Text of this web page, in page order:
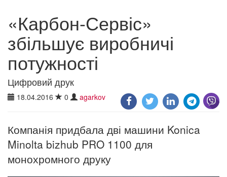
«Карбон-Сервіс»
збільшує виробничі
потужності
Цифровий друк
18.04.2016 0 agarkov
Компанія придбала дві машини Konica
Minolta bizhub PRO 1100 для
монохромного друку